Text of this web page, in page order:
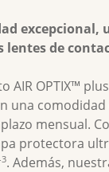
excepcional,
lentes de
AIR OPTIX™
una comodidad
mensual.
protectora
3. Además,